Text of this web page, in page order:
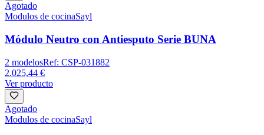
Agotado
Modulos de cocinaSayl
Módulo Neutro con Antiesputo Serie BUNA
2 modelosRef: CSP-031882
2.025,44 €
Ver producto
Agotado
Modulos de cocinaSayl